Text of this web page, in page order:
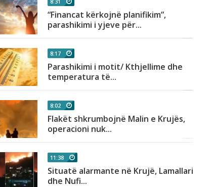
“Financat kërkojnë planifikim”,
parashikimi i yjeve për...
8:17
Parashikimi i motit/ Kthjellime dhe
temperatura të...
8:02
Flakët shkrumbojnë Malin e Krujës,
operacioni nuk...
11:38
Situatë alarmante në Krujë, Lamallari
dhe Nufi...